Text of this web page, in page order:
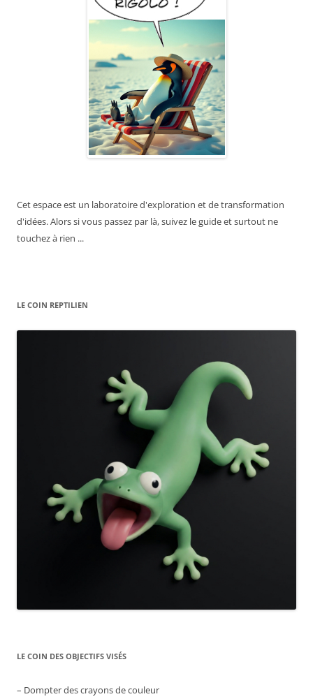
Cet espace est un laboratoire d'exploration et de transformation
d'idées. Alors si vous passez par là, suivez le guide et surtout ne
touchez à rien ...
LE COIN REPTILIEN
LE COIN DES OBJECTIFS VISÉS
– Dompter des crayons de couleur